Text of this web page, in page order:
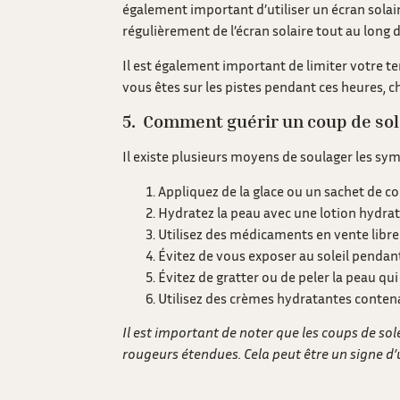
également important d’utiliser un écran
régulièrement de l’écran solaire tout au
Il est également important de limiter votre
vous êtes sur les pistes pendant ces heures,
5. Comment guérir un coup de
Il existe plusieurs moyens de soulager les
Appliquez de la glace ou un sachet de
Hydratez la peau avec une lotion
Utilisez des médicaments en vente
Évitez de vous exposer au soleil
Évitez de gratter ou de peler la peau
Utilisez des crèmes hydratantes
Il est important de noter que les coups de
rougeurs étendues. Cela peut être un signe